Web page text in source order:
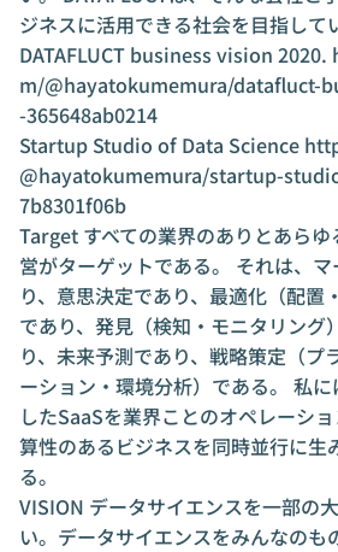
ジネスに活用できる社会を目指して
DATAFLUCT business vision 2020.
m/@hayatokumemura/datafluct-
-365648ab0214
Startup Studio of Data Science
@hayatokumemura/startup-
7b8301f06b
Target すべての業界のありとあら
営がターゲットである。 それは、
り、意思決定であり、最適化（配置
であり、発見（検知・モニタリング
り、未来予測であり、戦略策定（プ
ーション・環境分析）である。 私
したSaaSを業界ことのオペレーシ
算性のあるビジネスを同時並行に生
る。
VISION データサイエンスを一部の
い。データサイエンスをみんなのも